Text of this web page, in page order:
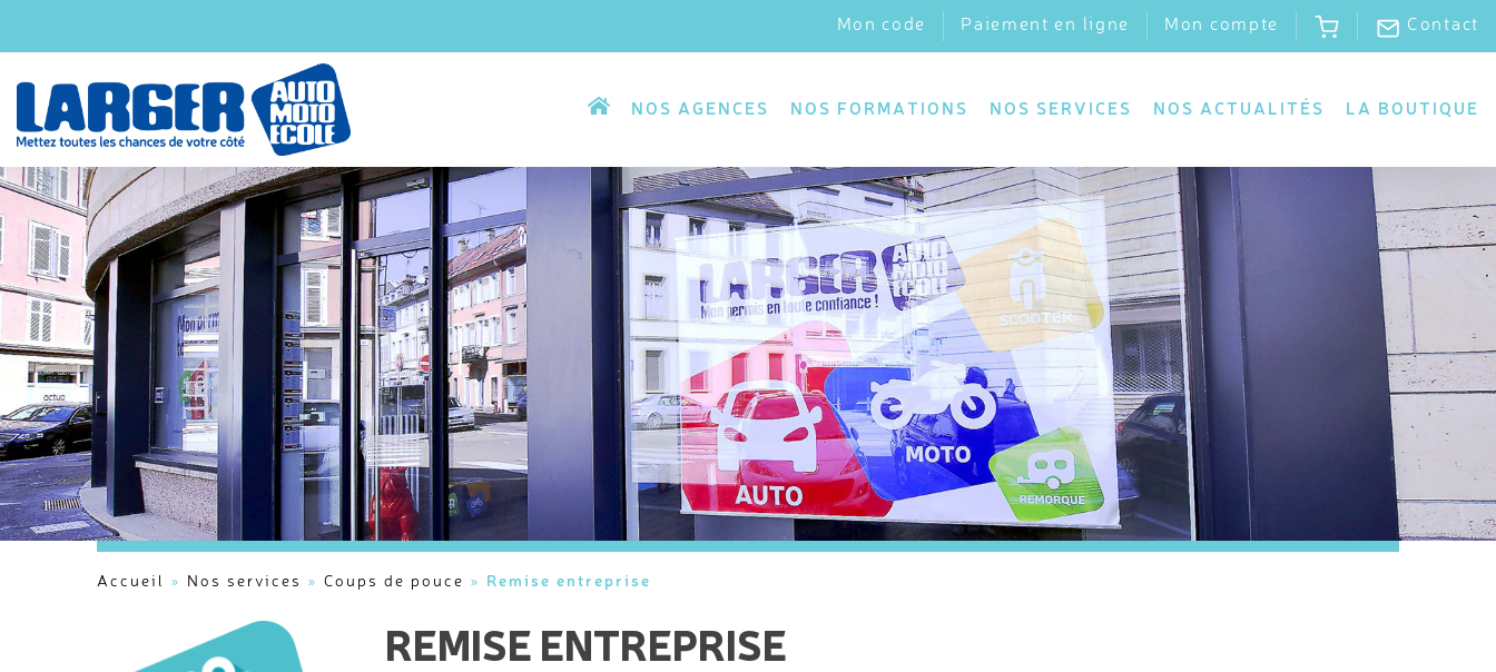
Mon code Paiement en ligne Mon compte Contact
NOS AGENCES NOS FORMATIONS NOS SERVICES NOS ACTUALITÉS LA BOUTIQUE
Accueil » Nos services » Coups de pouce » Remise entreprise
REMISE ENTREPRISE